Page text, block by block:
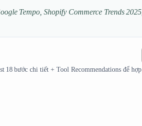
Tempo, Shopify Commerce Trends 2025,
18 bước chi tiết + Tool Recommendations để hợp